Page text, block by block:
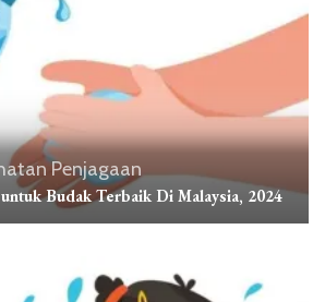
Penjagaan
Budak Terbaik Di Malaysia, 2024